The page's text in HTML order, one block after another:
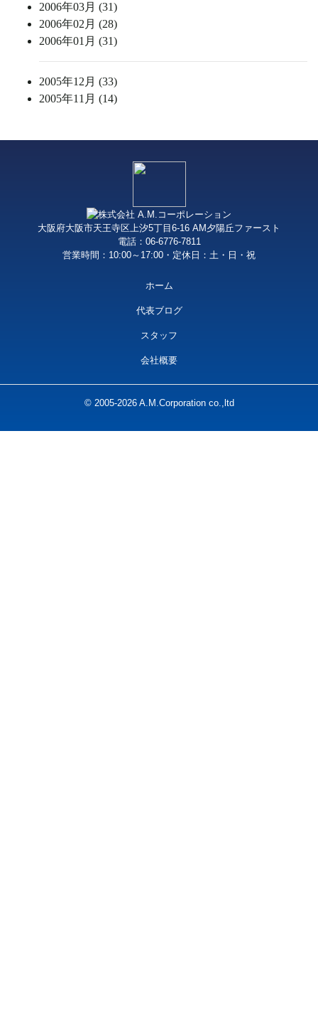
2006年03月 (31)
2006年02月 (28)
2006年01月 (31)
2005年12月 (33)
2005年11月 (14)
大阪府大阪市天王寺区上汐5丁目6-16 AM夕陽丘ファースト
電話：06-6776-7811
営業時間：10:00～17:00・定休日：土・日・祝
ホーム
代表ブログ
スタッフ
会社概要
© 2005-2026 A.M.Corporation co.,ltd